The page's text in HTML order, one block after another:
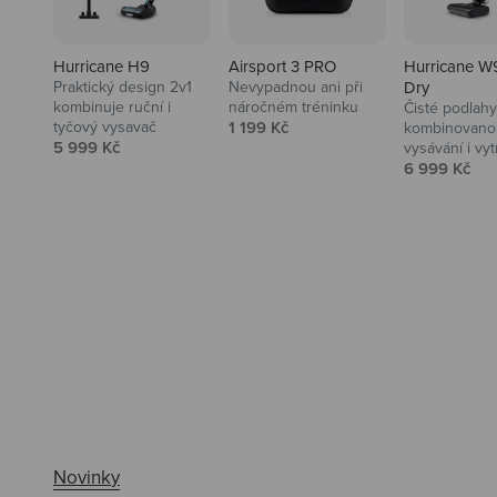
Hurricane H9
Praktický design 2v1
kombinuje ruční i
tyčový vysavač
Prodejní cena
5 999 Kč
Airsport 3 PRO
Nevypadnou ani při
náročném tréninku
Prodejní cena
1 199 Kč
Hurricane
Dry
Čisté
vysávání i
Prodejní cena
6 999 Kč